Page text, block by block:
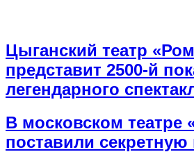
Цыганский театр
представит 2500-й
легендарного
В московском театре
поставили секретную